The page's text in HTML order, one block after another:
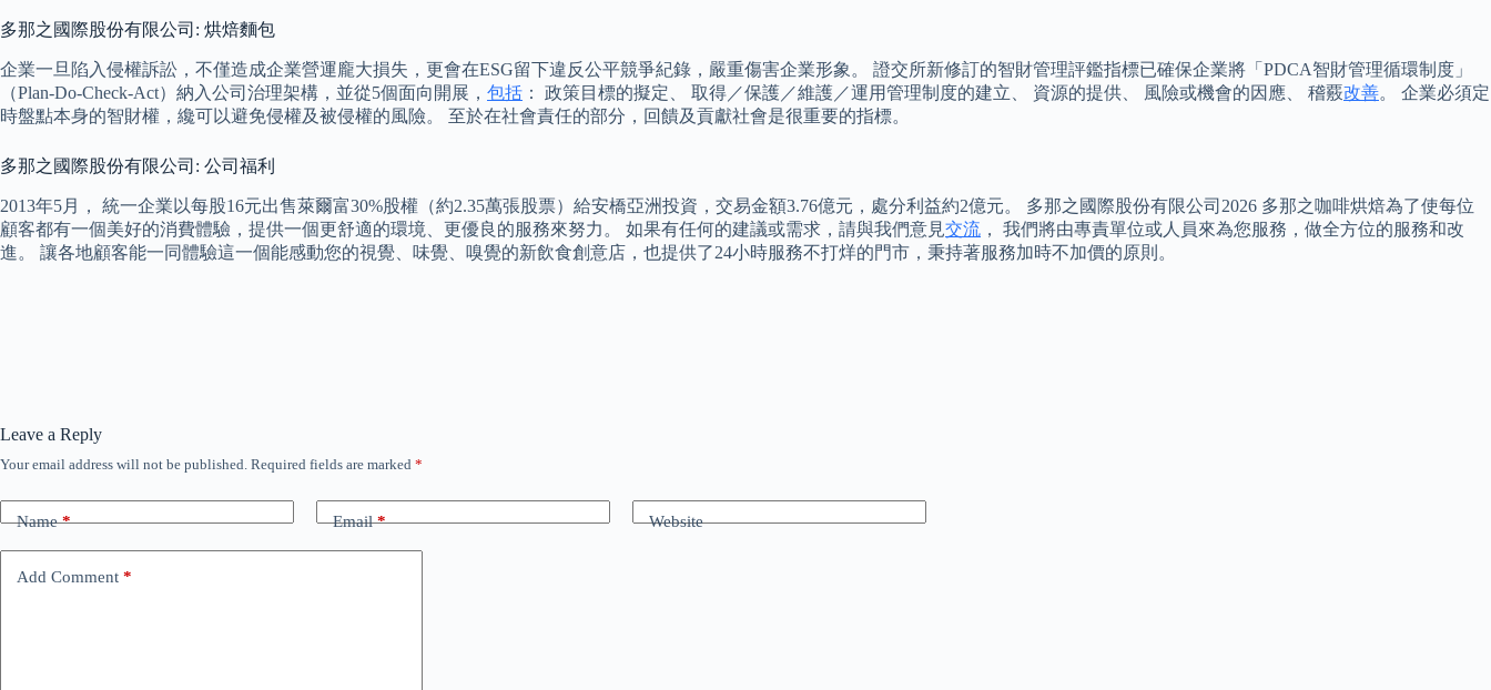
多那之國際股份有限公司: 烘焙麵包
企業一旦陷入侵權訴訟，不僅造成企業營運龐大損失，更會在ESG留下違反公平競爭紀錄，嚴重傷害企業形象。 證交所新修訂的智財管理評鑑指標已確保企業將「PDCA智財管理循環制度」
（Plan-Do-Check-Act）納入公司治理架構，並從5個面向開展， 包括 ： 政策目標的擬定、 取得／保護／維護／運用管理制度的建立、 資源的提供、 風險或機會的因應、 稽覈改善。 企業必須定
時盤點本身的智財權，纔可以避免侵權及被侵權的風險。 至於在社會責任的部分，回饋及貢獻社會是很重要的指標。
多那之國際股份有限公司: 公司福利
2013年5月， 統一企業以每股16元出售萊爾富30%股權（約2.35萬張股票）給安橋亞洲投資，交易金額3.76億元，處分利益約2億元。 多那之國際股份有限公司2026 多那之咖啡烘焙為了使每位
顧客都有一個美好的消費體驗，提供一個更舒適的環境、更優良的服務來努力。 如果有任何的建議或需求，請與我們意見交流 ， 我們將由專責單位或人員來為您服務，做全方位的服務和改
進。 讓各地顧客能一同體驗這一個能感動您的視覺、味覺、嗅覺的新飲食創意店，也提供了24小時服務不打烊的門市，秉持著服務加時不加價的原則。
Leave a Reply
Your email address will not be published. Required fields are marked *
Name* Email* Website
Add Comment *